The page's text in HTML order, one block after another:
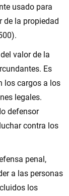
usado para
de la propiedad
valor de la
Es
los cargos a los
legales.
defensor
contra los
penal,
a las personas
los